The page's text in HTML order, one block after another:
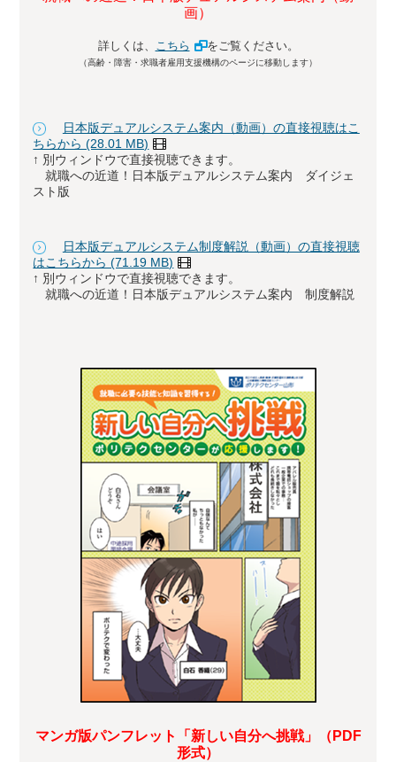
画）
詳しくは、 こちら をご覧ください。
（高齢・障害・求職者雇用支援機構のページに移動します）
日本版デュアルシステム案内（動画）の直接視聴はこ
ちらから (28.01 MB)
↑ 別ウィンドウで直接視聴できます。
就職への近道！日本版デュアルシステム案内 ダイジェ
スト版
日本版デュアルシステム制度解説（動画）の直接視聴
はこちらから (71.19 MB)
↑ 別ウィンドウで直接視聴できます。
就職への近道！日本版デュアルシステム案内 制度解説
マンガ版パンフレット「新しい自分へ挑戦」（PDF
形式）